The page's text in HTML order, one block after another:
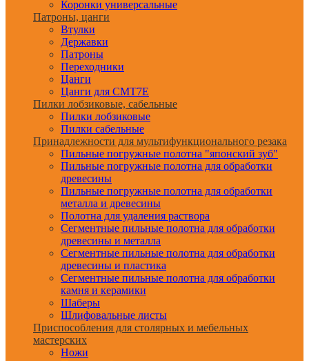
Коронки универсальные
Патроны, цанги
Втулки
Державки
Патроны
Переходники
Цанги
Цанги для CMT7E
Пилки лобзиковые, сабельные
Пилки лобзиковые
Пилки сабельные
Принадлежности для мультифункционального резака
Пильные погружные полотна "японский зуб"
Пильные погружные полотна для обработки
древесины
Пильные погружные полотна для обработки
металла и древесины
Полотна для удаления раствора
Сегментные пильные полотна для обработки
древесины и металла
Сегментные пильные полотна для обработки
древесины и пластика
Сегментные пильные полотна для обработки
камня и керамики
Шаберы
Шлифовальные листы
Приспособления для столярных и мебельных
мастерских
Ножи